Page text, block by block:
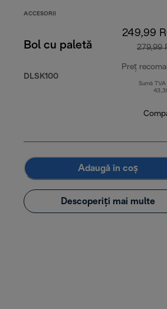
ACCESORII
Bol cu paletă
DLSK100
249,99
279,99
Preț
Sumă TVA
Adaugă în coș
Descoperiți mai multe